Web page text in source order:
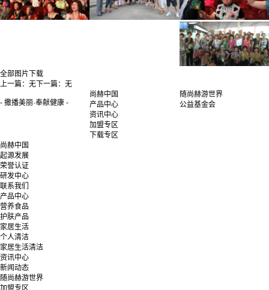
全部图片下载
上一篇： 无 下一篇： 无
- 撒播美丽·奉献健康 -
尚赫中国
产品中心
资讯中心
加盟专区
下载专区
随尚赫游世界
公益基金会
尚赫中国
起源发展
荣誉认证
研发中心
联系我们
产品中心
营养食品
护肤产品
家居生活
个人清洁
家居生活清洁
资讯中心
新闻动态
随尚赫游世界